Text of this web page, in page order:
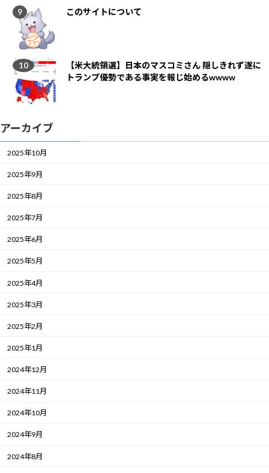
このサイトについて
【米大統領選】日本のマスコミさん 隠しきれず遂に
トランプ優勢である事実を報じ始めるwwww
アーカイブ
2025年10月
2025年9月
2025年8月
2025年7月
2025年6月
2025年5月
2025年4月
2025年3月
2025年2月
2025年1月
2024年12月
2024年11月
2024年10月
2024年9月
2024年8月